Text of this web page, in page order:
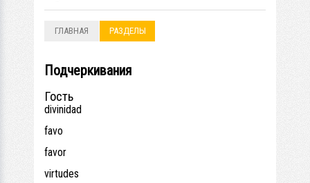
ГЛАВНАЯ РАЗДЕЛЫ
Подчеркивания
Гость
divinidad
favo
favor
virtudes